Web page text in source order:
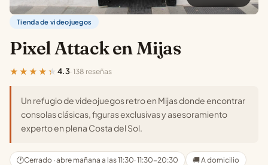
Tienda de videojuegos
Pixel Attack en Mijas
★★★★★ 4.3· 138 reseñas
Un refugio de videojuegos retro en Mijas donde encontrar
consolas clásicas, figuras exclusivas y asesoramiento
experto en plena Costa del Sol.
🕐Cerrado · abre mañana a las 11:30· 11:30-20:30
🚚 A domicilio